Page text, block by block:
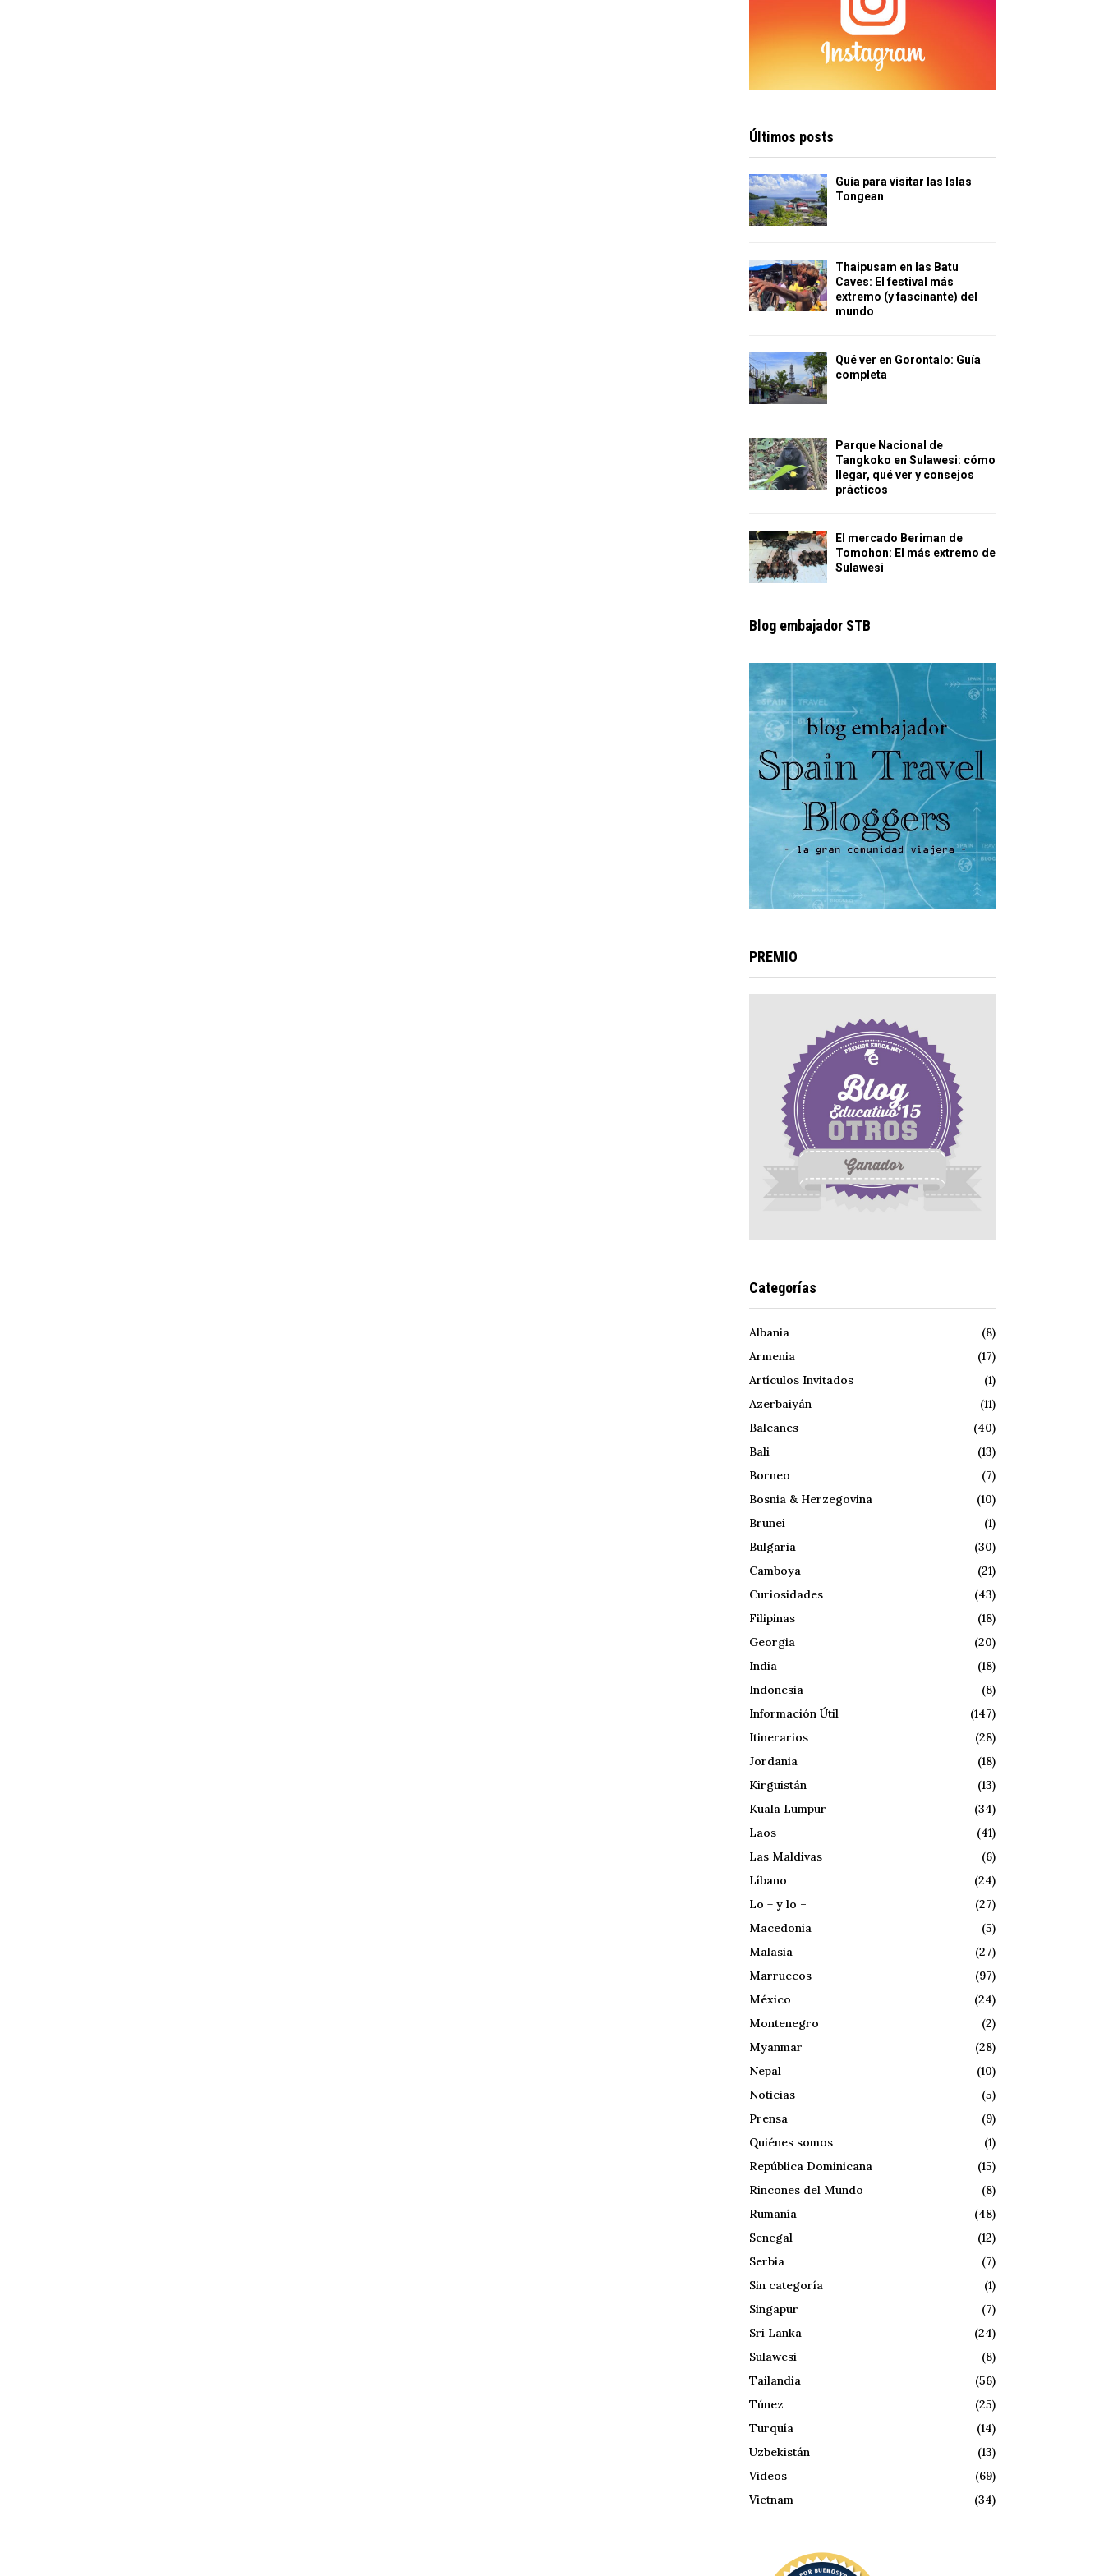
Últimos posts
Guía para visitar las Islas
Tongean
Thaipusam en las Batu
Caves: El festival más
extremo (y fascinante) del
mundo
Qué ver en Gorontalo: Guía
completa
Parque Nacional de
Tangkoko en Sulawesi: cómo
llegar, qué ver y consejos
prácticos
El mercado Beriman de
Tomohon: El más extremo de
Sulawesi
Blog embajador STB
PREMIO
Categorías
Albania
(8)
Armenia
(17)
Artículos Invitados
(1)
Azerbaiyán
(11)
Balcanes
(40)
Bali
(13)
Borneo
(7)
Bosnia & Herzegovina
(10)
Brunei
(1)
Bulgaria
(30)
Camboya
(21)
Curiosidades
(43)
Filipinas
(18)
Georgia
(20)
India
(18)
Indonesia
(8)
Información Útil
(147)
Itinerarios
(28)
Jordania
(18)
Kirguistán
(13)
Kuala Lumpur
(34)
Laos
(41)
Las Maldivas
(6)
Líbano
(24)
Lo + y lo –
(27)
Macedonia
(5)
Malasia
(27)
Marruecos
(97)
México
(24)
Montenegro
(2)
Myanmar
(28)
Nepal
(10)
Noticias
(5)
Prensa
(9)
Quiénes somos
(1)
República Dominicana
(15)
Rincones del Mundo
(8)
Rumanía
(48)
Senegal
(12)
Serbia
(7)
Sin categoría
(1)
Singapur
(7)
Sri Lanka
(24)
Sulawesi
(8)
Tailandia
(56)
Túnez
(25)
Turquía
(14)
Uzbekistán
(13)
Videos
(69)
Vietnam
(34)